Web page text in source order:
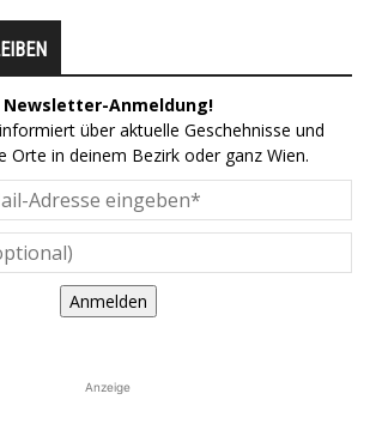
Newsletter-Anmeldung!
über aktuelle Geschehnisse und
Orte in deinem Bezirk oder ganz Wien.
Anmelden
Anzeige